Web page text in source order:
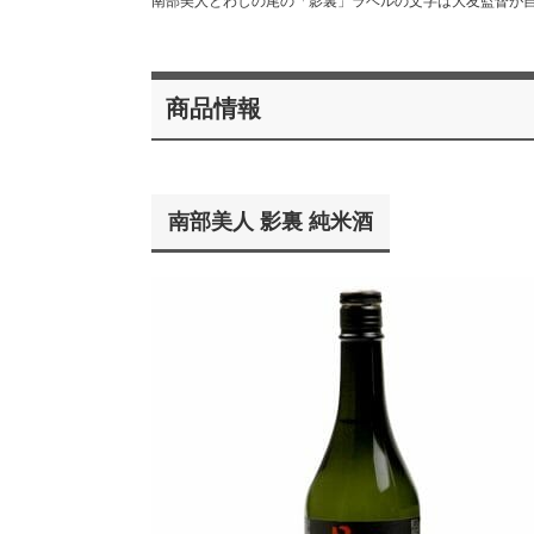
商品情報
南部美人 影裏 純米酒